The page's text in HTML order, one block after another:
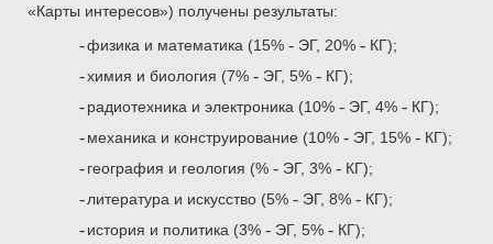
«Карты интересов») получены результаты:
-физика и математика (15%- ЭГ, 20%- КГ);
-химия и биология (7%- ЭГ, 5%- КГ);
-радиотехника и электроника (10%- ЭГ, 4%- КГ);
-механика и конструирование (10%- ЭГ, 15%- КГ);
-география и геология (%- ЭГ, 3%- КГ);
-литература и искусство (5%- ЭГ, 8%- КГ);
-история и политика (3%- ЭГ, 5%- КГ);